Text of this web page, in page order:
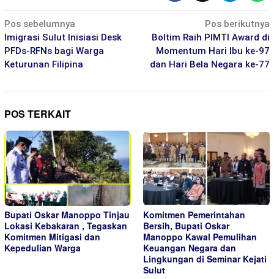
Navigasi
pos
Pos sebelumnya
Imigrasi Sulut Inisiasi Desk
PFDs-RFNs bagi Warga
Keturunan Filipina
Pos berikutnya
Boltim Raih PIMTI Award di
Momentum Hari Ibu ke-97
dan Hari Bela Negara ke-77
POS TERKAIT
Bupati Oskar Manoppo Tinjau
Lokasi Kebakaran , Tegaskan
Komitmen Mitigasi dan
Kepedulian Warga
Komitmen Pemerintahan
Bersih, Bupati Oskar
Manoppo Kawal Pemulihan
Keuangan Negara dan
Lingkungan di Seminar Kejati
Sulut